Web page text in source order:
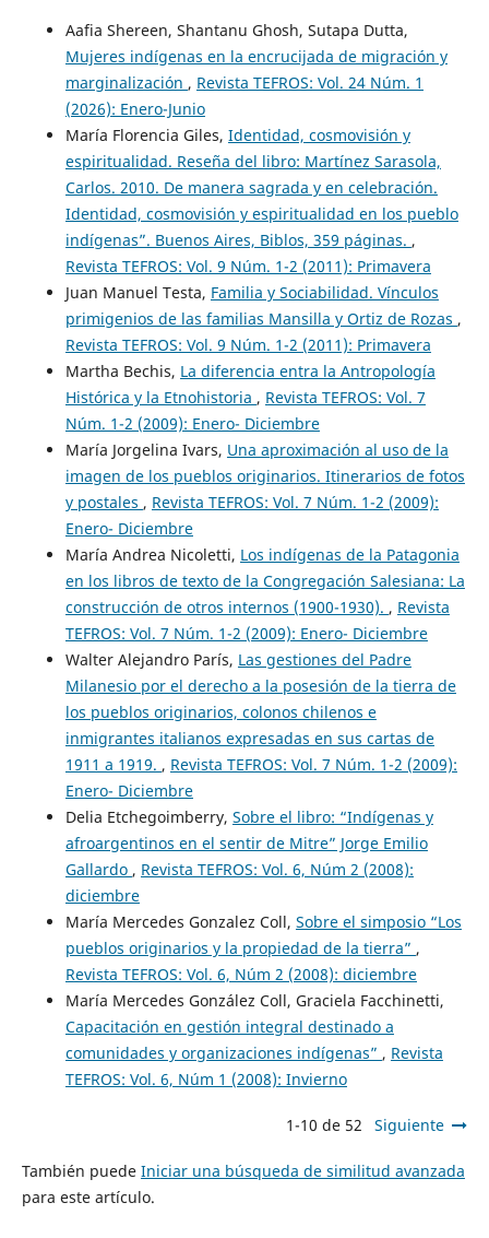
Aafia Shereen, Shantanu Ghosh, Sutapa Dutta,
Mujeres indígenas en la encrucijada de migración y
marginalización , Revista TEFROS: Vol. 24 Núm. 1
(2026): Enero-Junio
María Florencia Giles, Identidad, cosmovisión y
espiritualidad. Reseña del libro: Martínez Sarasola,
Carlos. 2010. De manera sagrada y en celebración.
Identidad, cosmovisión y espiritualidad en los pueblo
indígenas”. Buenos Aires, Biblos, 359 páginas. ,
Revista TEFROS: Vol. 9 Núm. 1-2 (2011): Primavera
Juan Manuel Testa, Familia y Sociabilidad. Vínculos
primigenios de las familias Mansilla y Ortiz de Rozas ,
Revista TEFROS: Vol. 9 Núm. 1-2 (2011): Primavera
Martha Bechis, La diferencia entra la Antropología
Histórica y la Etnohistoria , Revista TEFROS: Vol. 7
Núm. 1-2 (2009): Enero- Diciembre
María Jorgelina Ivars, Una aproximación al uso de la
imagen de los pueblos originarios. Itinerarios de fotos
y postales , Revista TEFROS: Vol. 7 Núm. 1-2 (2009):
Enero- Diciembre
María Andrea Nicoletti, Los indígenas de la Patagonia
en los libros de texto de la Congregación Salesiana: La
construcción de otros internos (1900-1930). , Revista
TEFROS: Vol. 7 Núm. 1-2 (2009): Enero- Diciembre
Walter Alejandro París, Las gestiones del Padre
Milanesio por el derecho a la posesión de la tierra de
los pueblos originarios, colonos chilenos e
inmigrantes italianos expresadas en sus cartas de
1911 a 1919. , Revista TEFROS: Vol. 7 Núm. 1-2 (2009):
Enero- Diciembre
Delia Etchegoimberry, Sobre el libro: “Indígenas y
afroargentinos en el sentir de Mitre” Jorge Emilio
Gallardo , Revista TEFROS: Vol. 6, Núm 2 (2008):
diciembre
María Mercedes Gonzalez Coll, Sobre el simposio “Los
pueblos originarios y la propiedad de la tierra” ,
Revista TEFROS: Vol. 6, Núm 2 (2008): diciembre
María Mercedes González Coll, Graciela Facchinetti,
Capacitación en gestión integral destinado a
comunidades y organizaciones indígenas” , Revista
TEFROS: Vol. 6, Núm 1 (2008): Invierno
1-10 de 52 Siguiente
También puede Iniciar una búsqueda de similitud avanzada
para este artículo.